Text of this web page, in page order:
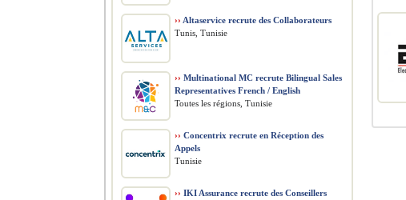
›› Altaservice recrute des Collaborateurs
Tunis, Tunisie
›› Multinational MC recrute Bilingual Sales
Representatives French / English
Toutes les régions, Tunisie
›› Concentrix recrute en Réception des
Appels
Tunisie
›› IKI Assurance recrute des Conseillers